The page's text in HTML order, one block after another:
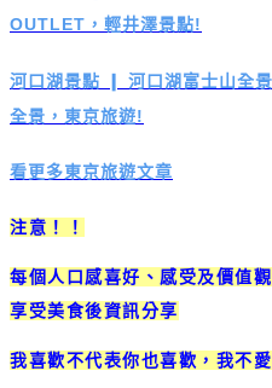
OUTLET，輕井澤景點!
河口湖景點 ❙ 河口湖富士山全
全景，東京旅遊!
看更多東京旅遊文章
注意！！
每個人口感喜好、感受及價值
享受美食後資訊分享
我喜歡不代表你也喜歡，我不